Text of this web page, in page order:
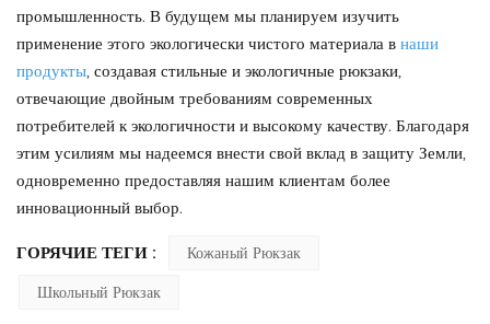
промышленность. В будущем мы планируем изучить
применение этого экологически чистого материала в наши
продукты, создавая стильные и экологичные рюкзаки,
отвечающие двойным требованиям современных
потребителей к экологичности и высокому качеству. Благодаря
этим усилиям мы надеемся внести свой вклад в защиту Земли,
одновременно предоставляя нашим клиентам более
инновационный выбор.
ГОРЯЧИЕ ТЕГИ :
Кожаный Рюкзак
Школьный Рюкзак